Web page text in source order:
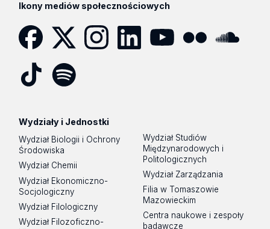
Ikony mediów społecznościowych
Wydziały i Jednostki
Wydział Biologii i Ochrony
Środowiska
Wydział Chemii
Wydział Ekonomiczno-
Socjologiczny
Wydział Filologiczny
Wydział Filozoficzno-
Wydział Studiów
Międzynarodowych i
Politologicznych
Wydział Zarządzania
Filia w Tomaszowie
Mazowieckim
Centra naukowe i zespoły
badawcze